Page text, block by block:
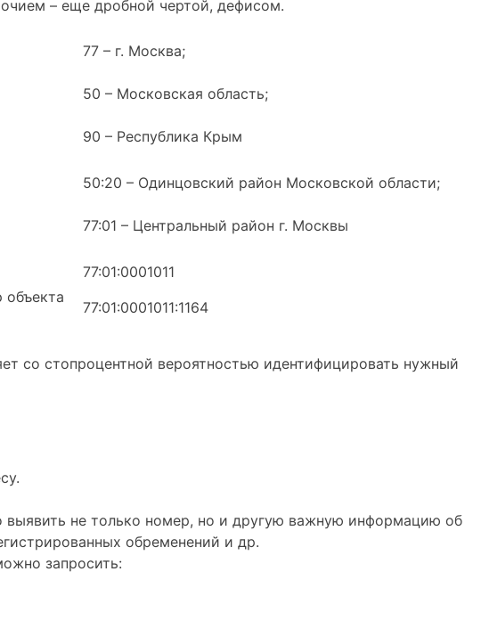
– еще дробной чертой, дефисом.
77 – г. Москва;
50 – Московская область;
90 – Республика Крым
50:20 – Одинцовский район Московской области;
77:01 – Центральный район г. Москвы
77:01:0001011
77:01:0001011:1164
со стопроцентной вероятностью идентифицировать нужный
не только номер, но и другую важную информацию об
обременений и др.
запросить: